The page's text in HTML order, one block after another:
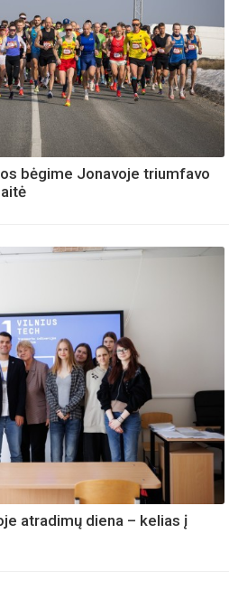
bėgime Jonavoje triumfavo
atradimų diena – kelias į